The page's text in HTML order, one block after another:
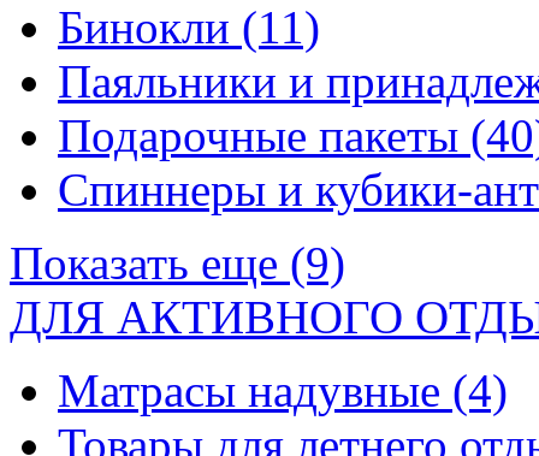
Бинокли (11)
Паяльники и
Подарочные пакеты
Спиннеры и кубики-
Показать еще (9)
ДЛЯ АКТИВНОГО
Матрасы надувные (4)
Товары для летнего